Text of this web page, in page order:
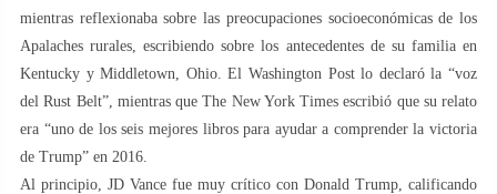
mientras reflexionaba sobre las preocupaciones socioeconómicas de los
Apalaches rurales, escribiendo sobre los antecedentes de su familia en
Kentucky y Middletown, Ohio. El Washington Post lo declaró la “voz
del Rust Belt”, mientras que The New York Times escribió que su relato
era “uno de los seis mejores libros para ayudar a comprender la victoria
de Trump” en 2016.
Al principio, JD Vance fue muy crítico con Donald Trump, calificando